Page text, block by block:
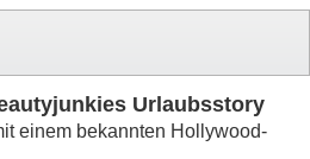
Urlaubsstory
einem bekannten Hollywood-